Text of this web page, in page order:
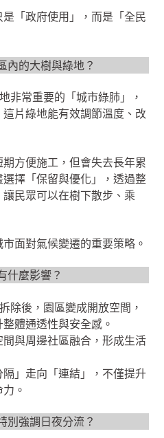
「政府使用」，而是「全民
內的大樹與綠地？
非常重要的「城市綠肺」，
片綠地能有效調節溫度、改
方便施工，但會失去長年累
擇「保留與優化」，透過整
民眾可以在樹下散步、乘
面對氣候變遷的重要策略。
什麼影響？
除後，園區變成開放空間，
體通透性與安全感。
與周邊社區融合，形成生活
」走向「連結」，不僅提升
。
別強調日夜分流？